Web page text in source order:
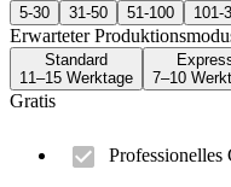
5-30 31-50 51-100 101-
Erwarteter
Standard
11–15 Werktage
7–10
Gratis
Professionelles